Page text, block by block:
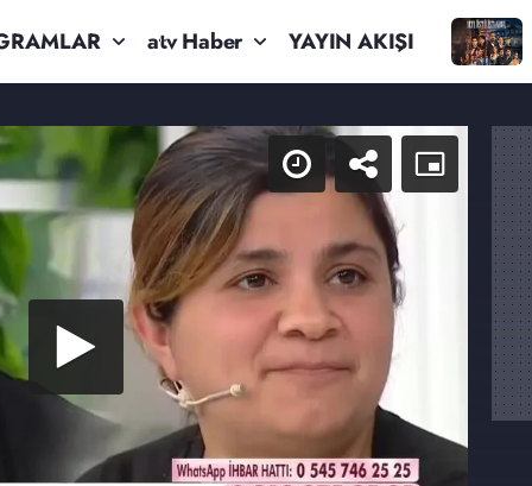
atv Haber YAYIN AKIŞI